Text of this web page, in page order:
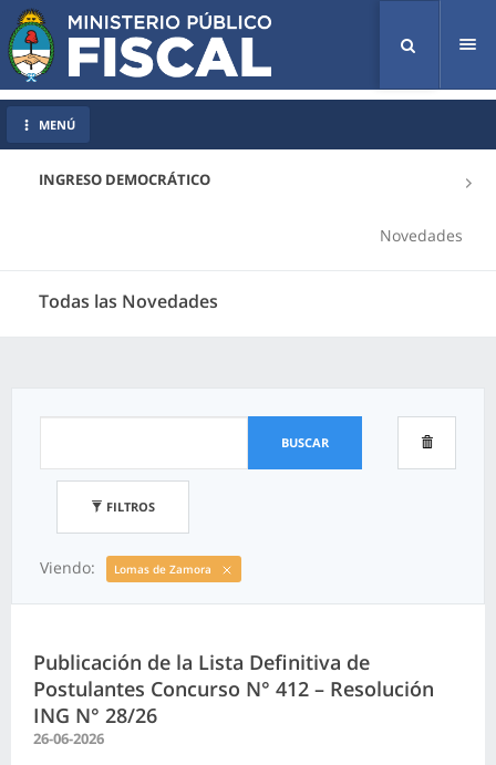
INGRESO DEMOCRÁTICO
Novedades
Todas las Novedades
MENÚ
BUSCAR
FILTROS
Viendo: Lomas de Zamora
Publicación de la Lista Definitiva de
Postulantes Concurso N° 412 – Resolución
ING N° 28/26
26-06-2026